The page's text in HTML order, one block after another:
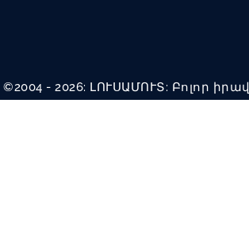
©2004 - 2026: ԼՈՒՍԱՄՈՒՏ: Բոլոր